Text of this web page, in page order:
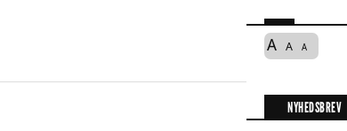
A A A
NYHEDSBREV